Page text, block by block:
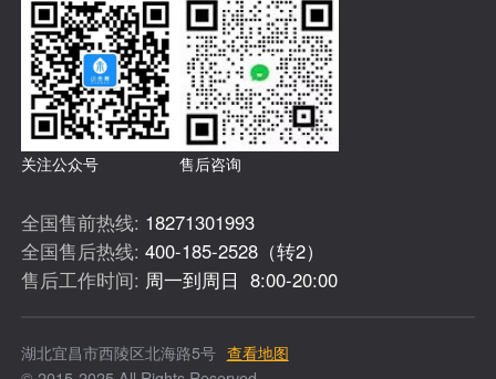
关注公众号 售后咨询
全国售前热线: 18271301993
全国售后热线: 400-185-2528（转2）
售后工作时间: 周一到周日 8:00-20:00
湖北宜昌市西陵区北海路5号 查看地图